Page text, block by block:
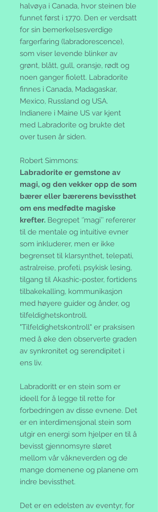
halvøya i Canada, hvor steinen ble
funnet først i 1770. Den er verdsatt
for sin bemerkelsesverdige
fargerfaring (labradorescence),
som viser levende blinker av
grønt, blått, gull, oransje, rødt og
noen ganger fiolett. Labradorite
finnes i Canada, Madagaskar,
Mexico, Russland og USA.
Indianere i Maine US var kjent
med Labradorite og brukte det
over tusen år siden.
Robert Simmons:
Labradorite er gemstone av
magi, og den vekker opp de som
bærer eller bærerens bevissthet
om ens medfødte magiske
krefter. Begrepet ‘’magi’’ refererer
til de mentale og intuitive evner
som inkluderer, men er ikke
begrenset til klarsynthet, telepati,
astralreise, profeti, psykisk lesing,
tilgang til Akashic-poster, fortidens
tilbakekalling, kommunikasjon
med høyere guider og ånder, og
tilfeldighetskontroll.
"Tilfeldighetskontroll" er praksisen
med å øke den observerte graden
av synkronitet og serendipitet i
ens liv.
Labradoritt er en stein som er
ideell for å legge til rette for
forbedringen av disse evnene. Det
er en interdimensjonal stein som
utgir en energi som hjelper en til å
bevisst gjennomsyre sløret
mellom vår våkneverden og de
mange domenene og planene om
indre bevissthet.
Det er en edelsten av eventyr, for